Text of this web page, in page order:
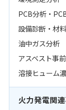
PCB分析・
設備診断・材
油中ガス分析
アスベスト事
溶接ヒューム
火力発電関